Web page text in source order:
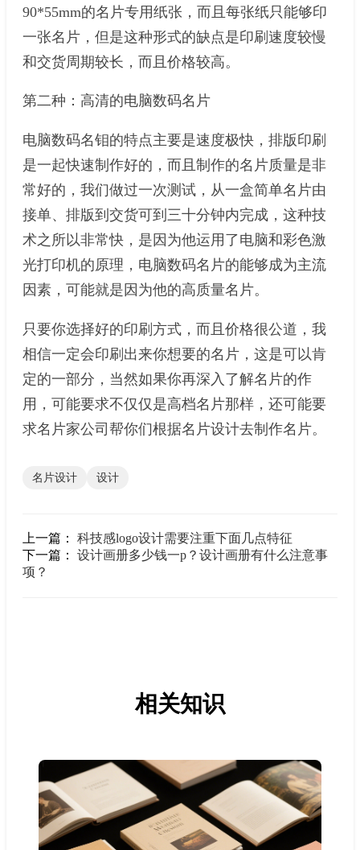
90*55mm的名片专用纸张，而且每张纸只能够印
一张名片，但是这种形式的缺点是印刷速度较慢
和交货周期较长，而且价格较高。
第二种：高清的电脑数码名片
电脑数码名钼的特点主要是速度极快，排版印刷
是一起快速制作好的，而且制作的名片质量是非
常好的，我们做过一次测试，从一盒简单名片由
接单、排版到交货可到三十分钟内完成，这种技
术之所以非常快，是因为他运用了电脑和彩色激
光打印机的原理，电脑数码名片的能够成为主流
因素，可能就是因为他的高质量名片。
只要你选择好的印刷方式，而且价格很公道，我
相信一定会印刷出来你想要的名片，这是可以肯
定的一部分，当然如果你再深入了解名片的作
用，可能要求不仅仅是高档名片那样，还可能要
求名片家公司帮你们根据名片设计去制作名片。
名片设计 设计
上一篇： 科技感logo设计需要注重下面几点特征
下一篇： 设计画册多少钱一p？设计画册有什么注意事
项？
相关知识